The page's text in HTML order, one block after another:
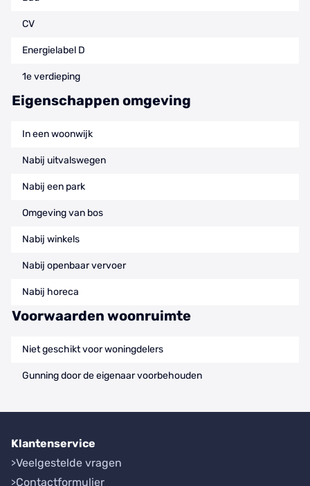
CV
Energielabel D
1e verdieping
Eigenschappen omgeving
In een woonwijk
Nabij uitvalswegen
Nabij een park
Omgeving van bos
Nabij winkels
Nabij openbaar vervoer
Nabij horeca
Voorwaarden woonruimte
Niet geschikt voor woningdelers
Gunning door de eigenaar voorbehouden
Klantenservice
Veelgestelde vragen
Contactformulier